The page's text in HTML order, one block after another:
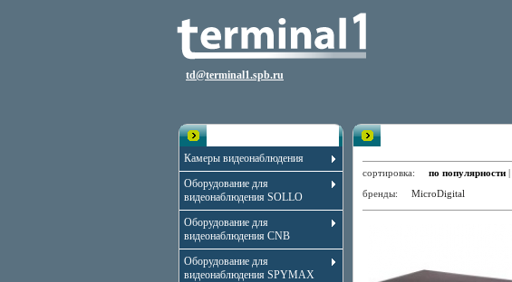
td@terminal1.spb.ru
Камеры видеонаблюдения
Оборудование для
видеонаблюдения SOLLO
Оборудование для
видеонаблюдения CNB
Оборудование для
видеонаблюдения SPYMAX
сортировка: по популярности |
бренды: MicroDigital